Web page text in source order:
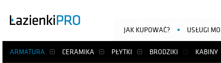
ARMATURA CERAMIKA PŁYTKI BRODZIKI KABINY
JAK KUPOWAĆ? USŁUGI